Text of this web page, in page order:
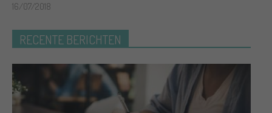
16/07/2018
RECENTE BERICHTEN